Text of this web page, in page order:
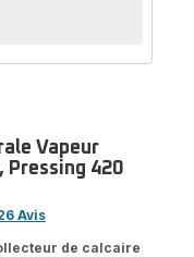
Vapeur
Pressing 420
Avis
de calcaire